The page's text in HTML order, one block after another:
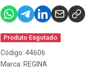
Produto Esgotado
Código: 44606
Marca: REGINA